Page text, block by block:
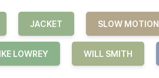
JACKET SLOW MOTION
LOWREY WILL SMITH